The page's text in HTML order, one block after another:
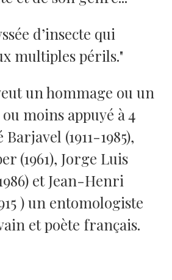
d’insecte qui
multiples périls."
un hommage ou un
moins appuyé à 4
(1911-1985),
(1961), Jorge Luis
et Jean-Henri
) un entomologiste
et poète français.